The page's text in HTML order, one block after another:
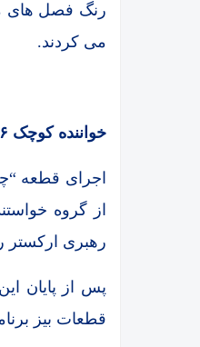
رنگ فصل های
می کردند.
خواننده کوچک ۶ ساله شگفتی آفرید
از گروه
رهبری ارکستر
پس از پایان
قطعات بیز